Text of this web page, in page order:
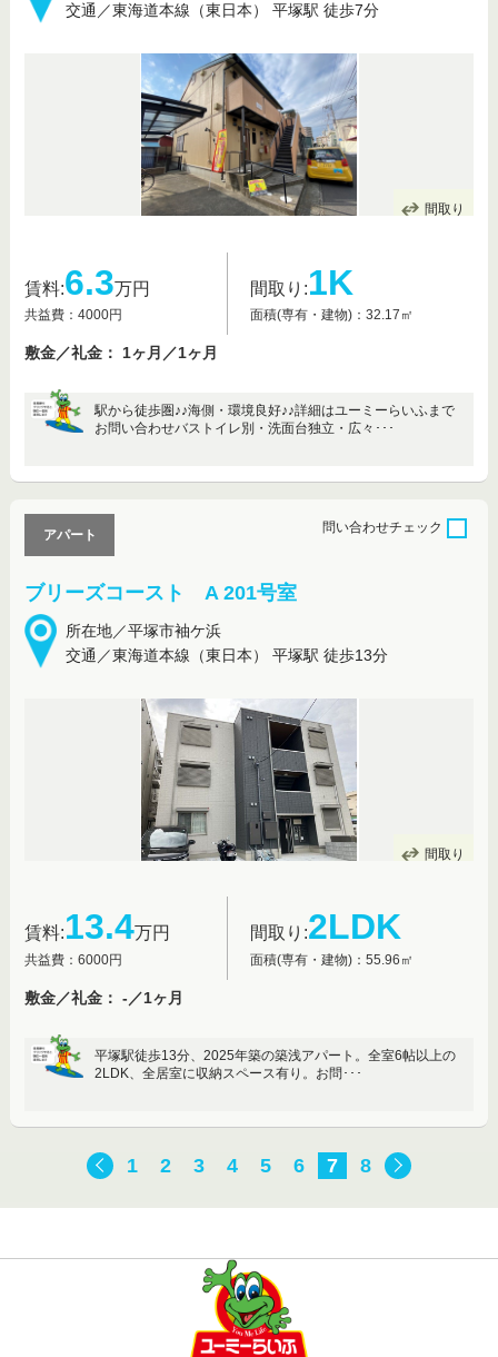
交通／東海道本線（東日本） 平塚駅 徒歩7分
間取り
賃料:6.3万円
共益費：4000円
間取り:1K
面積(専有・建物)：32.17㎡
敷金／礼金： 1ヶ月／1ヶ月
駅から徒歩圏♪♪海側・環境良好♪♪詳細はユーミーらいふまで
お問い合わせバストイレ別・洗面台独立・広々･･･
ブリーズコースト A 201号室
所在地／平塚市袖ケ浜
交通／東海道本線（東日本） 平塚駅 徒歩13分
アパート
問い合わせチェック
間取り
賃料:13.4万円
共益費：6000円
間取り:2LDK
面積(専有・建物)：55.96㎡
敷金／礼金： -／1ヶ月
平塚駅徒歩13分、2025年築の築浅アパート。全室6帖以上の
2LDK、全居室に収納スペース有り。お問･･･
1 2 3 4 5 6 7 8